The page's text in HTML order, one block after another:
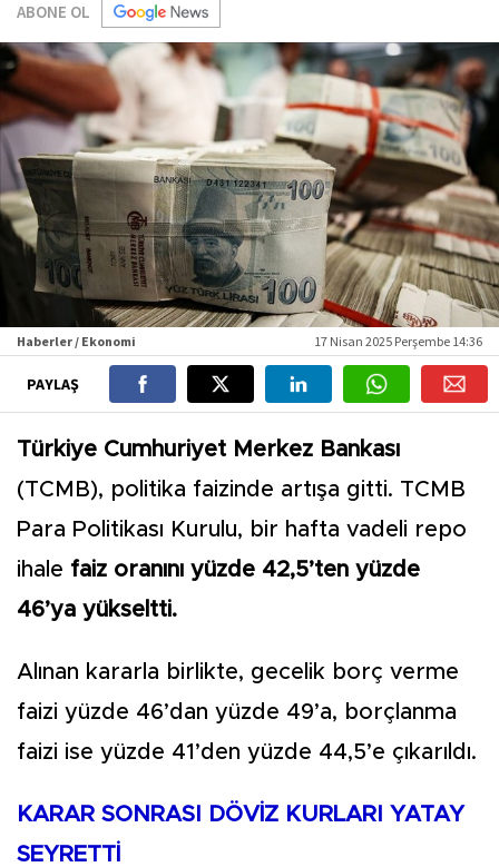
ABONE OL
Haberler / Ekonomi 17 Nisan 2025 Perşembe 14:36
PAYLAŞ
Türkiye Cumhuriyet Merkez Bankası
(TCMB), politika faizinde artışa gitti. TCMB
Para Politikası Kurulu, bir hafta vadeli repo
ihale faiz oranını yüzde 42,5’ten yüzde
46’ya yükseltti.
Alınan kararla birlikte, gecelik borç verme
faizi yüzde 46’dan yüzde 49’a, borçlanma
faizi ise yüzde 41’den yüzde 44,5’e çıkarıldı.
KARAR SONRASI DÖVİZ KURLARI YATAY
SEYRETTİ